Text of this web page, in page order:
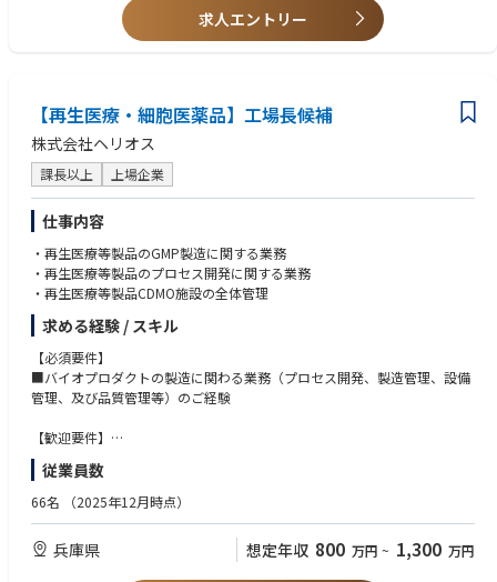
・Contributes to submission strategy and regulatory filings.
・Addresses safety issues.
Serves as Chairperson of the Global Early Clinical Development (ECD) Tea
m and/or Medical Sub-Team (MST), depending on project stage.
Responsibilities include:
Proposing team members together with the (Associate) Therapeutic Area
Head.
Representing ECD/MST on:
・Core Team
・Therapeutic Area Leadership Committee (TALC)
・Clinical Expert Committee (CEC)
・Human Pharma Steering Committee (HPSC)
Additional activities:
・Oversees interactions with:
External experts
Advisory boards
Adjudication committees
Safety Data Monitoring Boards
・Reviews and approves publications related to the project in collaborat
ion with the Medical Head.
・Identifies studies that should be conducted.
■経験 スキル〈尚可〉
●ITツールの開発もしくはAI等の活用による業務効率改善の経験
求人エントリー
【再生医療・細胞医薬品】工場長候補
株式会社ヘリオス
課長以上 上場企業
仕事内容
・再生医療等製品のGMP製造に関する業務
・再生医療等製品のプロセス開発に関する業務
・再生医療等製品CDMO施設の全体管理
求める経験 / スキル
【必須要件】
■バイオプロダクトの製造に関わる業務（プロセス開発、製造管理、設備
管理、及び品質管理等）のご経験
【歓迎要件】
■医薬品メーカーでの設備導入または設備保全のご経験
■再生医療等製品のプロセス開発、製造、設備保全のご経験
■医薬品若しくは再生医療等製品製造における製造管理者のご経験
【人物像】
・物事を柔軟に考えられるフレキシビリティがある方
・開発/研究/生産部門及び外部の提携先との調整がスムーズにでき、課題
従業員数
66名 （2025年12月時点）
兵庫県 想定年収 800 万円 ~ 1,300 万円